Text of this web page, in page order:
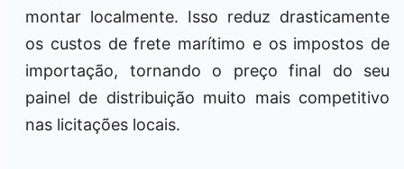
montar localmente. Isso reduz drasticamente
os custos de frete marítimo e os impostos de
importação, tornando o preço final do seu
painel de distribuição muito mais competitivo
nas licitações locais.